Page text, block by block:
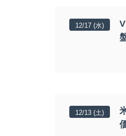
12/17 (水)
12/13 (土)